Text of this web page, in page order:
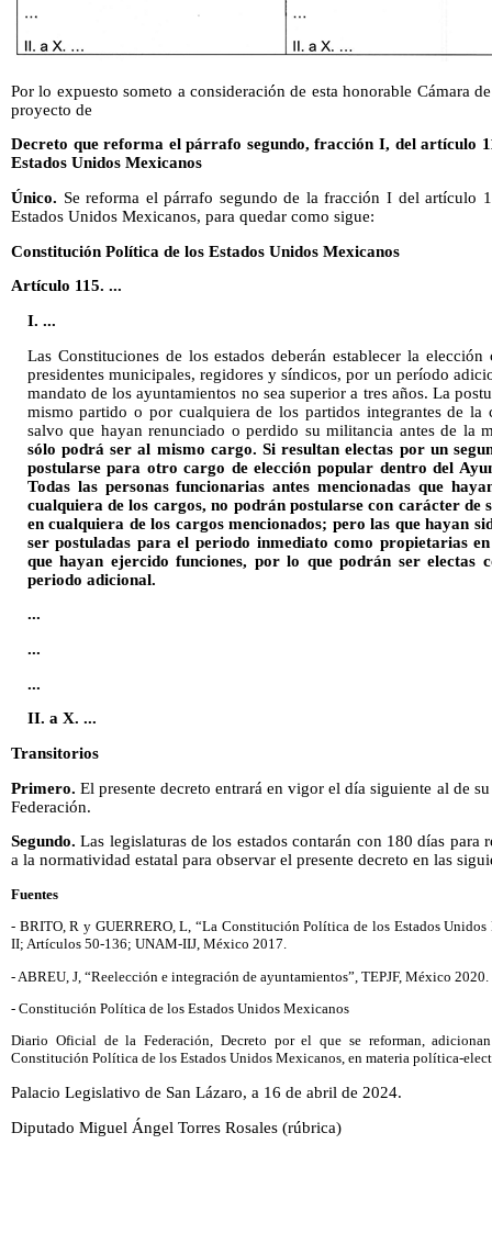
Por lo expuesto someto a consideración de esta honorable Cámara
proyecto de
Decreto que reforma el párrafo segundo, fracción I, del artículo
Estados Unidos Mexicanos
Único. Se reforma el párrafo segundo de la fracción I del artículo
Estados Unidos Mexicanos, para quedar como sigue:
Constitución Política de los Estados Unidos Mexicanos
Artículo 115. ...
I. ...
Las Constituciones de los estados deberán establecer la
presidentes municipales, regidores y síndicos, por un período
mandato de los ayuntamientos no sea superior a tres años. La
mismo partido o por cualquiera de los partidos integrantes de
salvo que hayan renunciado o perdido su militancia antes de la
sólo podrá ser al mismo cargo. Si resultan electas por un
postularse para otro cargo de elección popular dentro del
Todas las personas funcionarias antes mencionadas que
cualquiera de los cargos, no podrán postularse con carácter de
en cualquiera de los cargos mencionados; pero las que hayan
ser postuladas para el periodo inmediato como propietarias
que hayan ejercido funciones, por lo que podrán ser electas
periodo adicional.
...
...
...
II. a X. ...
Transitorios
Primero. El presente decreto entrará en vigor el día siguiente al de
Federación.
Segundo. Las legislaturas de los estados contarán con 180 días para
a la normatividad estatal para observar el presente decreto en las
Fuentes
- BRITO, R y GUERRERO, L, “La Constitución Política de los Estados Unidos
II; Artículos 50-136; UNAM-IIJ, México 2017.
- ABREU, J, “Reelección e integración de ayuntamientos”, TEPJF, México 2020.
- Constitución Política de los Estados Unidos Mexicanos
Diario Oficial de la Federación, Decreto por el que se reforman,
Constitución Política de los Estados Unidos Mexicanos, en materia política-
Palacio Legislativo de San Lázaro, a 16 de abril de 2024.
Diputado Miguel Ángel Torres Rosales (rúbrica)